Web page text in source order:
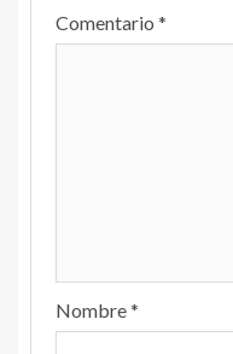
Comentario *
Nombre*